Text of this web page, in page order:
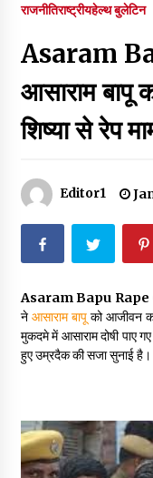
राजनीतिराष्ट्रीयहेल्थ बुलेटिन
Asaram
आसाराम बापू
शिष्या से रेप
Editor1
Asaram Bapu Rape
ने आसाराम बापूको आजीवन
मुकदमे में आसाराम दोषी पाए
हुए उम्रदैक की सजा सुनाई है।